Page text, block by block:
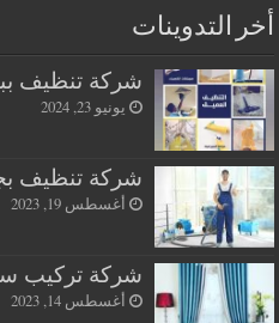
أخر التدوينات
شركة تنظيف
يونيو 23, 2024
شركة تنظيف
أغسطس 19, 2023
شركة تركيب
أغسطس 14, 2023